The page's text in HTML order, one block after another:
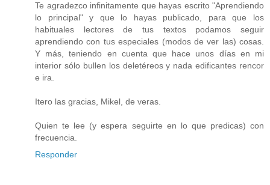
Te agradezco infinitamente que hayas escrito "Aprendiendo
lo principal" y que lo hayas publicado, para que los
habituales lectores de tus textos podamos seguir
aprendiendo con tus especiales (modos de ver las) cosas.
Y más, teniendo en cuenta que hace unos días en mi
interior sólo bullen los deletéreos y nada edificantes rencor
e ira.
Itero las gracias, Mikel, de veras.
Quien te lee (y espera seguirte en lo que predicas) con
frecuencia.
Responder